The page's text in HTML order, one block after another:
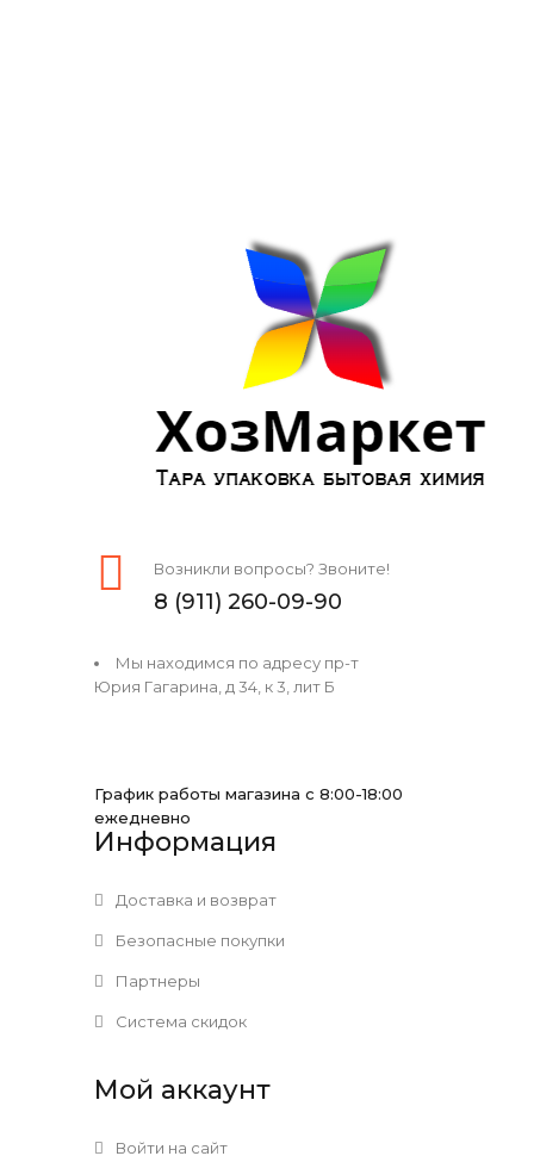
Возникли вопросы? Звоните!
8 (911) 260-09-90
Мы находимся по адресу пр-т
Юрия Гагарина, д 34, к 3, лит Б
График работы магазина с 8:00-18:00
ежедневно
Информация
Доставка и возврат
Безопасные покупки
Партнеры
Система скидок
Мой аккаунт
Войти на сайт